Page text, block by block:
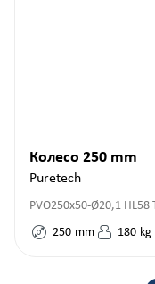
Колесо 250 mm
Puretech
PVO250x50-Ø20,1 HL58
250 mm 180 kg